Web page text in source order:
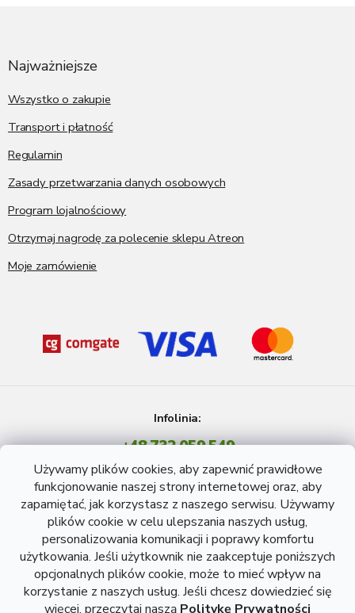
Używamy plików cookies, aby zapewnić prawidłowe
funkcjonowanie naszej strony internetowej oraz, aby
zapamiętać, jak korzystasz z naszego serwisu. Używamy
plików cookie w celu ulepszania naszych usług,
personalizowania komunikacji i poprawy komfortu
użytkowania. Jeśli użytkownik nie zaakceptuje poniższych
opcjonalnych plików cookie, może to mieć wpływ na
korzystanie z naszych usług. Jeśli chcesz dowiedzieć się
więcej, przeczytaj naszą Politykę Prywatności
Najważniejsze
Wszystko o zakupie
Transport i płatność
Regulamin
Zasady przetwarzania danych osobowych
Program lojalnościowy
Otrzymaj nagrodę za polecenie sklepu Atreon
Moje zamówienie
Infolinia:
+48 732 059 549
Pon - Pt: 8 - 15 godź.
info@atreon.pl